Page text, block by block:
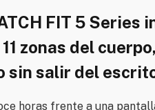
FIT 5
zonas del
sin salir del
horas frente a una